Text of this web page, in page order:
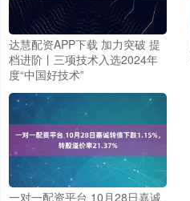
达慧配资APP下载 加力突破 提
档进阶丨三项技术入选2024年
度“中国好技术”
一对一配资平台 10月28日嘉诚